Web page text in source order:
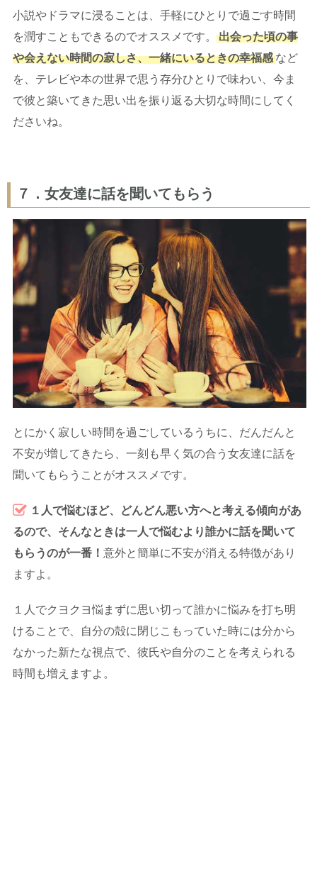
小説やドラマに浸ることは、手軽にひとりで過ごす時間
を潤すこともできるのでオススメです。
出会った頃の事
や会えない時間の寂しさ、一緒にいるときの幸福感 など
を、テレビや本の世界で思う存分ひとりで味わい、今ま
で彼と築いてきた思い出を振り返る大切な時間にしてく
ださいね。
７．女友達に話を聞いてもらう
とにかく寂しい時間を過ごしているうちに、だんだんと
不安が増してきたら、一刻も早く気の合う女友達に話を
聞いてもらうことがオススメです。
１人で悩むほど、どんどん悪い方へと考える傾向があ
るので、そんなときは一人で悩むより誰かに話を聞いて
もらうのが一番！ 意外と簡単に不安が消える特徴があり
ますよ。
１人でクヨクヨ悩まずに思い切って誰かに悩みを打ち明
けることで、自分の殻に閉じこもっていた時には分から
なかった新たな視点で、彼氏や自分のことを考えられる
時間も増えますよ。